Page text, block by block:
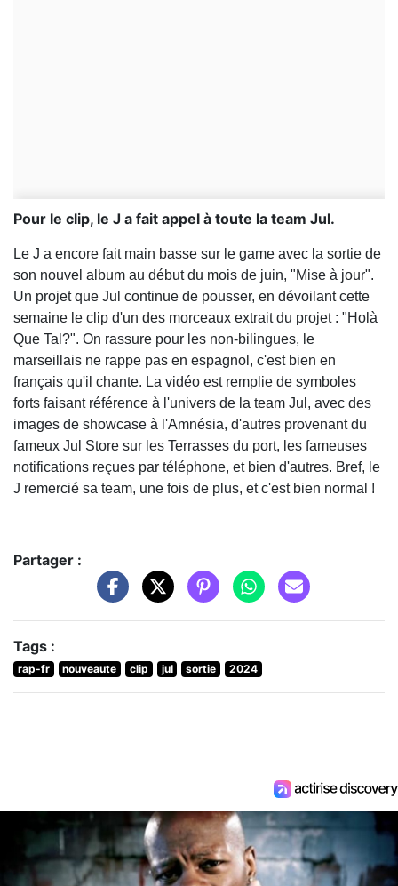
Pour le clip, le J a fait appel à toute la team Jul.
Le J a encore fait main basse sur le game avec la sortie de
son nouvel album au début du mois de juin, "Mise à jour".
Un projet que Jul continue de pousser, en dévoilant cette
semaine le clip d'un des morceaux extrait du projet : "Holà
Que Tal?". On rassure pour les non-bilingues, le
marseillais ne rappe pas en espagnol, c'est bien en
français qu'il chante. La vidéo est remplie de symboles
forts faisant référence à l'univers de la team Jul, avec des
images de showcase à l'Amnésia, d'autres provenant du
fameux Jul Store sur les Terrasses du port, les fameuses
notifications reçues par téléphone, et bien d'autres. Bref, le
J remercié sa team, une fois de plus, et c'est bien normal !
Partager :
Tags :
rap-fr nouveaute clip jul sortie 2024